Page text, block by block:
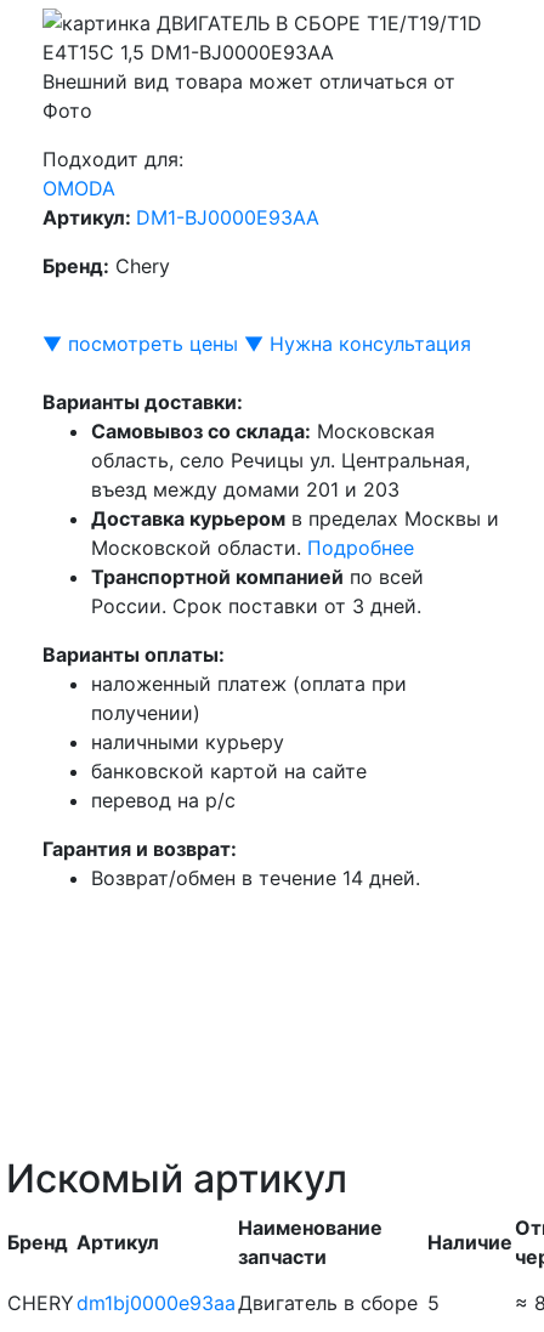
Внешний вид товара может отличаться от
Фото
Подходит для:
OMODA
Артикул: DM1-BJ0000E93AA
Бренд: Chery
▼ посмотреть цены ▼ Нужна консультация
Варианты доставки:
Самовывоз со склада: Московская
область, село Речицы ул. Центральная,
въезд между домами 201 и 203
Доставка курьером в пределах Москвы и
Московской области. Подробнее
Транспортной компанией по всей
России. Срок поставки от 3 дней.
Варианты оплаты:
наложенный платеж (оплата при
получении)
наличными курьеру
банковской картой на сайте
перевод на р/с
Гарантия и возврат:
Возврат/обмен в течение 14 дней.
Искомый артикул
Бренд Артикул
Наименование
запчасти
Наличие
CHERYdm1bj0000e93aaДвигатель в сборе 5 ≈